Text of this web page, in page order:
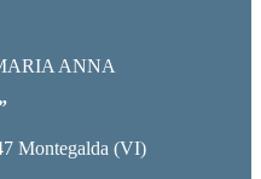
ANNA
Montegalda (VI)